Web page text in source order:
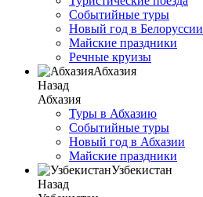
Событийные туры
Новый год в Белоруссии
Майские праздники
Речные круизы
Абхазия
Назад
Абхазия
Туры в Абхазию
Событийные туры
Новый год в Абхазии
Майские праздники
Узбекистан
Назад